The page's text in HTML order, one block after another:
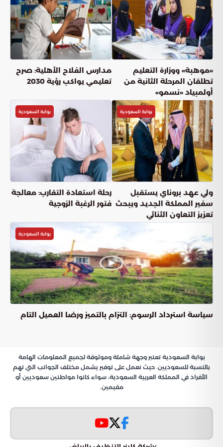
لغة لدعم التوعية الصحية خلال موسم
الحج
بوابة السعودية أعجبني شارك
دقائق القراءة5 دقيقة
عناوين المقال
الابتكار التقني وتطوير الخدمات الصحية الذكية في الحج
“روبوت وقاية”: ثورة في التوعية الصحية الميدانية
خارطة انتشار الروبوتات في المشاعر والمنافذ
الريادة السعودية في طب الحشود والذكاء الاصطناعي
في الحج
تولي المملكة العربية السعودية اهتماماً بالغاً بتطويرالخدمات
، حيث تعمل “بوابة السعودية” على دمج
اقتراب موسم حج 1447هـ، يبرز “روبوت وقاية” كأحد الحلول الرقمية
الرائدة التي تهدف إلى تعزيز الوعي الصحي وتقديم رعاية وقائية
متميزة، انسجاماً مع مستهدفات رؤية المملكة 2030 في تحقيق